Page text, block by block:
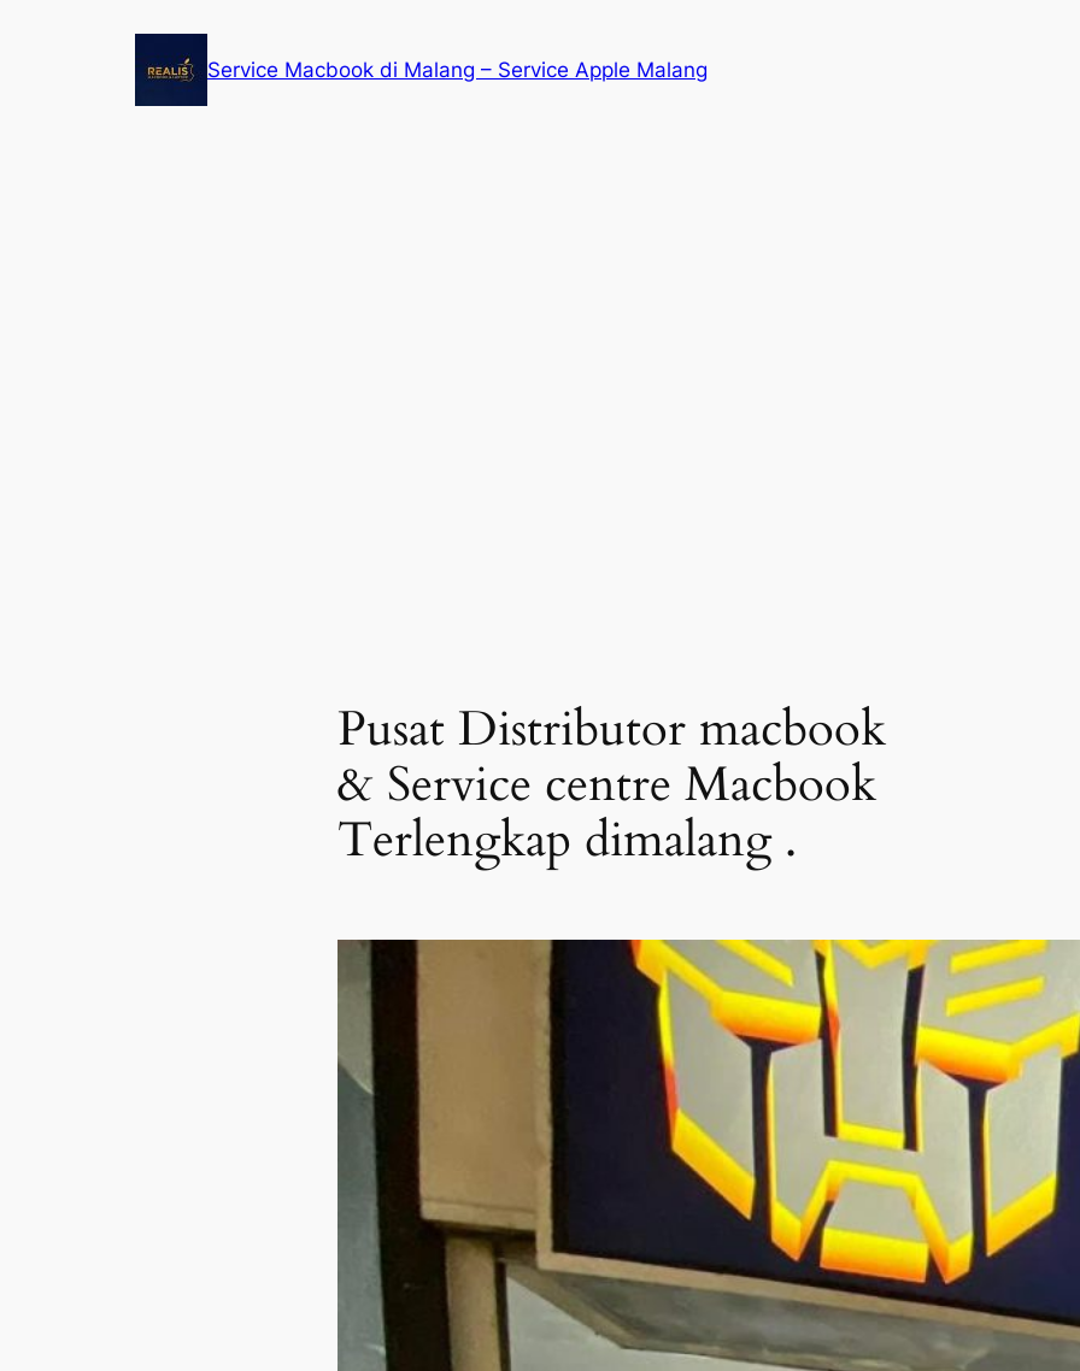
Service Macbook di Malang – Service Apple Malang
Pusat Distributor macbook
& Service centre Macbook
Terlengkap dimalang .